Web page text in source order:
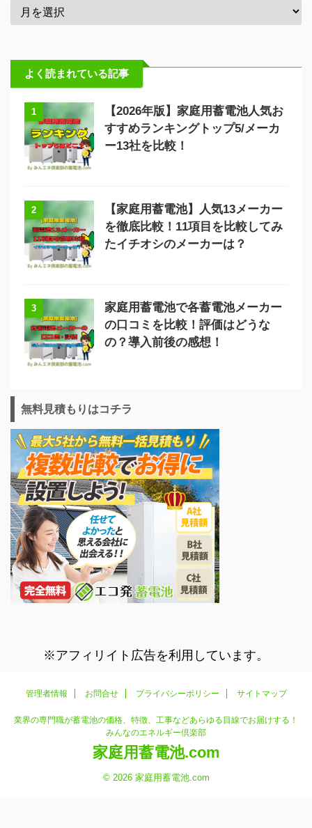
よく読まれている記事
1
【2026年版】家庭用蓄電池人気お
すすめランキングトップ5/メーカ
ー13社を比較！
2
【家庭用蓄電池】人気13メーカー
を徹底比較！11項目を比較してみ
たイチオシのメーカーは？
3
家庭用蓄電池で各蓄電池メーカー
の口コミを比較！評価はどうな
の？導入前後の感想！
無料見積もりはコチラ
※アフィリイト広告を利用しています。
管理者情報 お問合せ プライバシーポリシー サイトマップ
業界の専門職が蓄電池の価格、特徴、工事などあらゆる目線でお届けする！
みんなのエネルギー倶楽部
家庭用蓄電池.com
© 2026 家庭用蓄電池.com